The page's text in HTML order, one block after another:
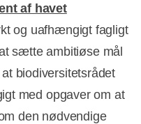
af havet
og uafhængigt fagligt
sætte ambitiøse mål
biodiversitetsrådet
med opgaver om at
den nødvendige